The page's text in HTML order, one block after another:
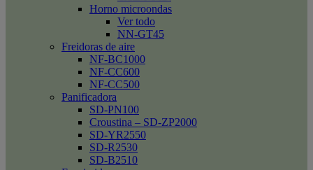
Horno microondas
Ver todo
NN-GT45
Freidoras de aire
NF-BC1000
NF-CC600
NF-CC500
Panificadora
SD-PN100
Croustina – SD-ZP2000
SD-YR2550
SD-R2530
SD-B2510